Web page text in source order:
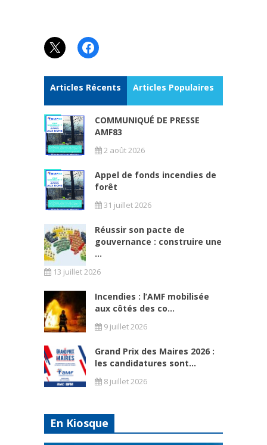
X Facebook
Articles Récents Articles Populaires
COMMUNIQUÉ DE PRESSE
AMF83
2 août 2026
Appel de fonds incendies de
forêt
31 juillet 2026
Réussir son pacte de
gouvernance : construire une
...
13 juillet 2026
Incendies : l’AMF mobilisée
aux côtés des co...
9 juillet 2026
Grand Prix des Maires 2026 :
les candidatures sont...
8 juillet 2026
En Kiosque